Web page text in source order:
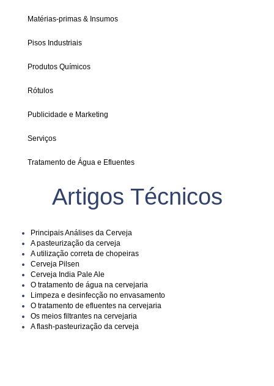
Matérias-primas & Insumos
Pisos Industriais
Produtos Químicos
Rótulos
Publicidade e Marketing
Serviços
Tratamento de Água e Efluentes
Artigos Técnicos
Principais Análises da Cerveja
A pasteurização da cerveja
A utilização correta de chopeiras
Cerveja Pilsen
Cerveja India Pale Ale
O tratamento de água na cervejaria
Limpeza e desinfecção no envasamento
O tratamento de efluentes na cervejaria
Os meios filtrantes na cervejaria
A flash-pasteurização da cerveja